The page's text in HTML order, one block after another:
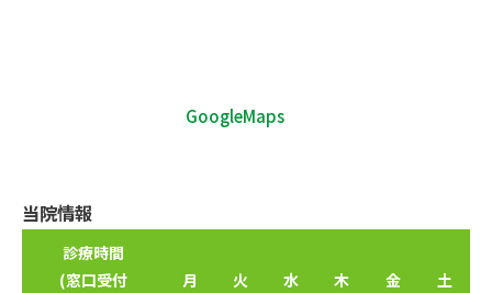
GoogleMaps
当院情報
診療時間
(窓口受付
月 火 水 木 金 土